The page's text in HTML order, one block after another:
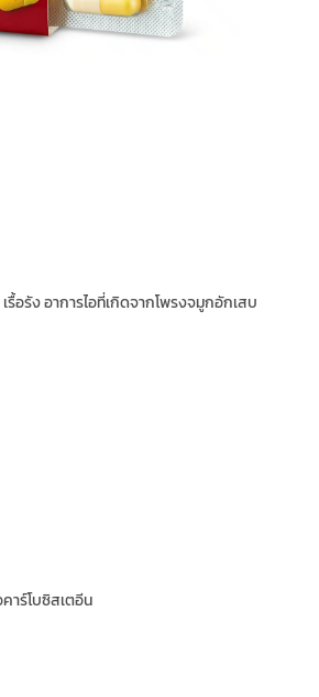
รื้อรัง อาการไอที่เกิดจากโพรงจมูกอักเสบ
าร์โบซิสเตอีน